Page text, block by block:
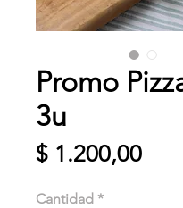
Promo
3u
$ 1.200,00
Cantidad *